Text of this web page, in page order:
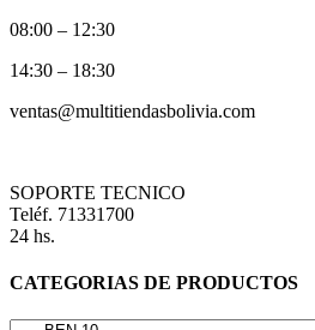
08:00 – 12:30
14:30 – 18:30
ventas@multitiendasbolivia.com
SOPORTE TECNICO
Teléf. 71331700
24 hs.
CATEGORIAS DE PRODUCTOS